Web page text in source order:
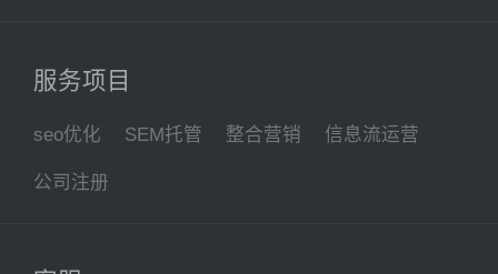
服务项目
seo优化 SEM托管 整合营销 信息流运营
公司注册